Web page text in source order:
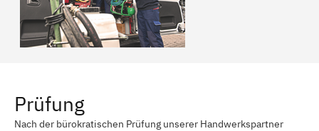
Prüfung
Nach der bürokratischen Prüfung unserer Handwerkspartner